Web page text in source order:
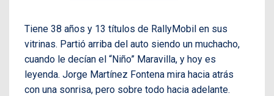
Tiene 38 años y 13 títulos de RallyMobil en sus
vitrinas. Partió arriba del auto siendo un muchacho,
cuando le decían el “Niño” Maravilla, y hoy es
leyenda. Jorge Martínez Fontena mira hacia atrás
con una sonrisa, pero sobre todo hacia adelante.